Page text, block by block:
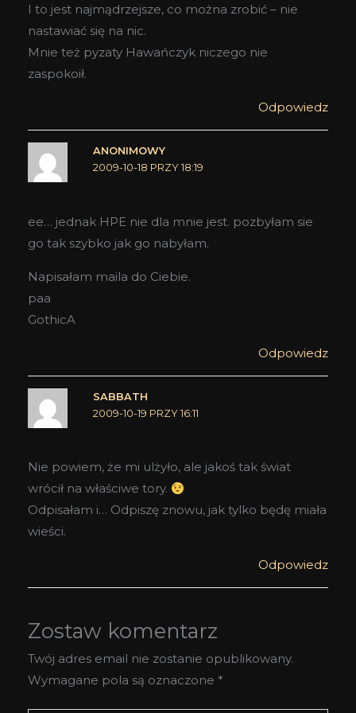
I to jest najmądrzejsze, co można zrobić – nie
nastawiać się na nic.
Mnie też pyzaty Hawańczyk niczego nie
zaspokoił.
Odpowiedz
ANONIMOWY
2009-10-18 PRZY 18:19
ee… jednak HPE nie dla mnie jest. pozbyłam sie
go tak szybko jak go nabyłam.
Napisałam maila do Ciebie.
paa
GothicA
Odpowiedz
SABBATH
2009-10-19 PRZY 16:11
Nie powiem, że mi ulżyło, ale jakoś tak świat
wrócił na właściwe tory.
Odpisałam i… Odpiszę znowu, jak tylko będę miała
wieści.
Odpowiedz
Zostaw komentarz
Twój adres email nie zostanie opublikowany.
Wymagane pola są oznaczone *